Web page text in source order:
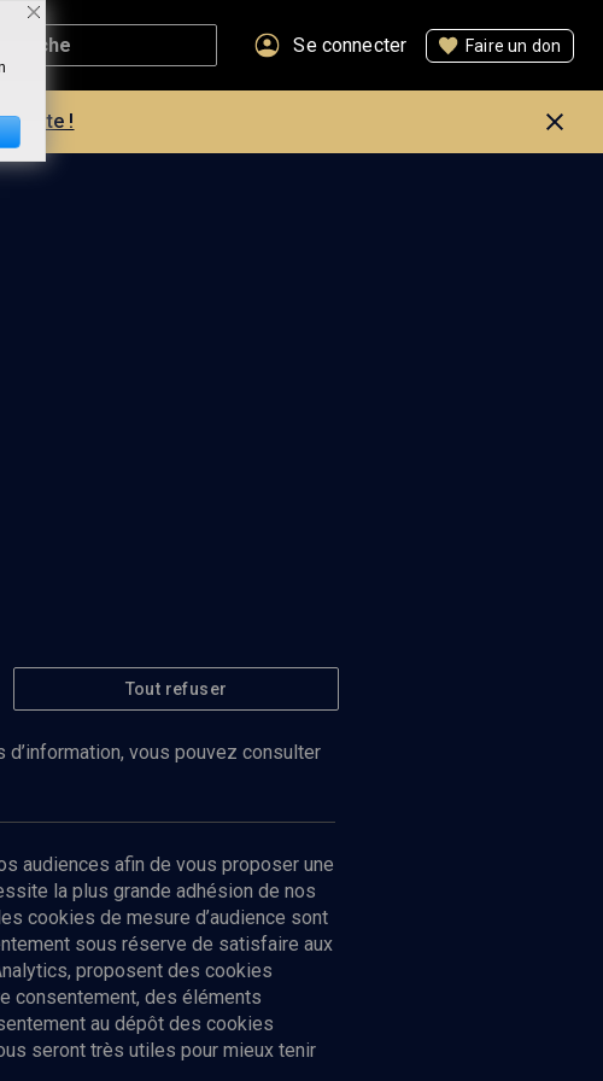
Se connecter Faire un don
!
Tout refuser
vous pouvez consulter
audiences afin de vous proposer une
la plus grande adhésion de nos
cookies de mesure d’audience sont
sous réserve de satisfaire aux
proposent des cookies
consentement, des éléments
au dépôt des cookies
seront très utiles pour mieux tenir